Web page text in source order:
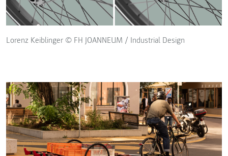
Lorenz Keiblinger © FH JOANNEUM / Industrial Design